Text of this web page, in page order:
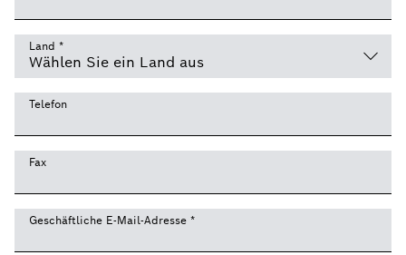
Land *
Telefon
Fax
Geschäftliche E-Mail-Adresse *